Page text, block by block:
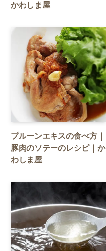
かわしま屋
プルーンエキスの食べ方｜
豚肉のソテーのレシピ｜か
わしま屋